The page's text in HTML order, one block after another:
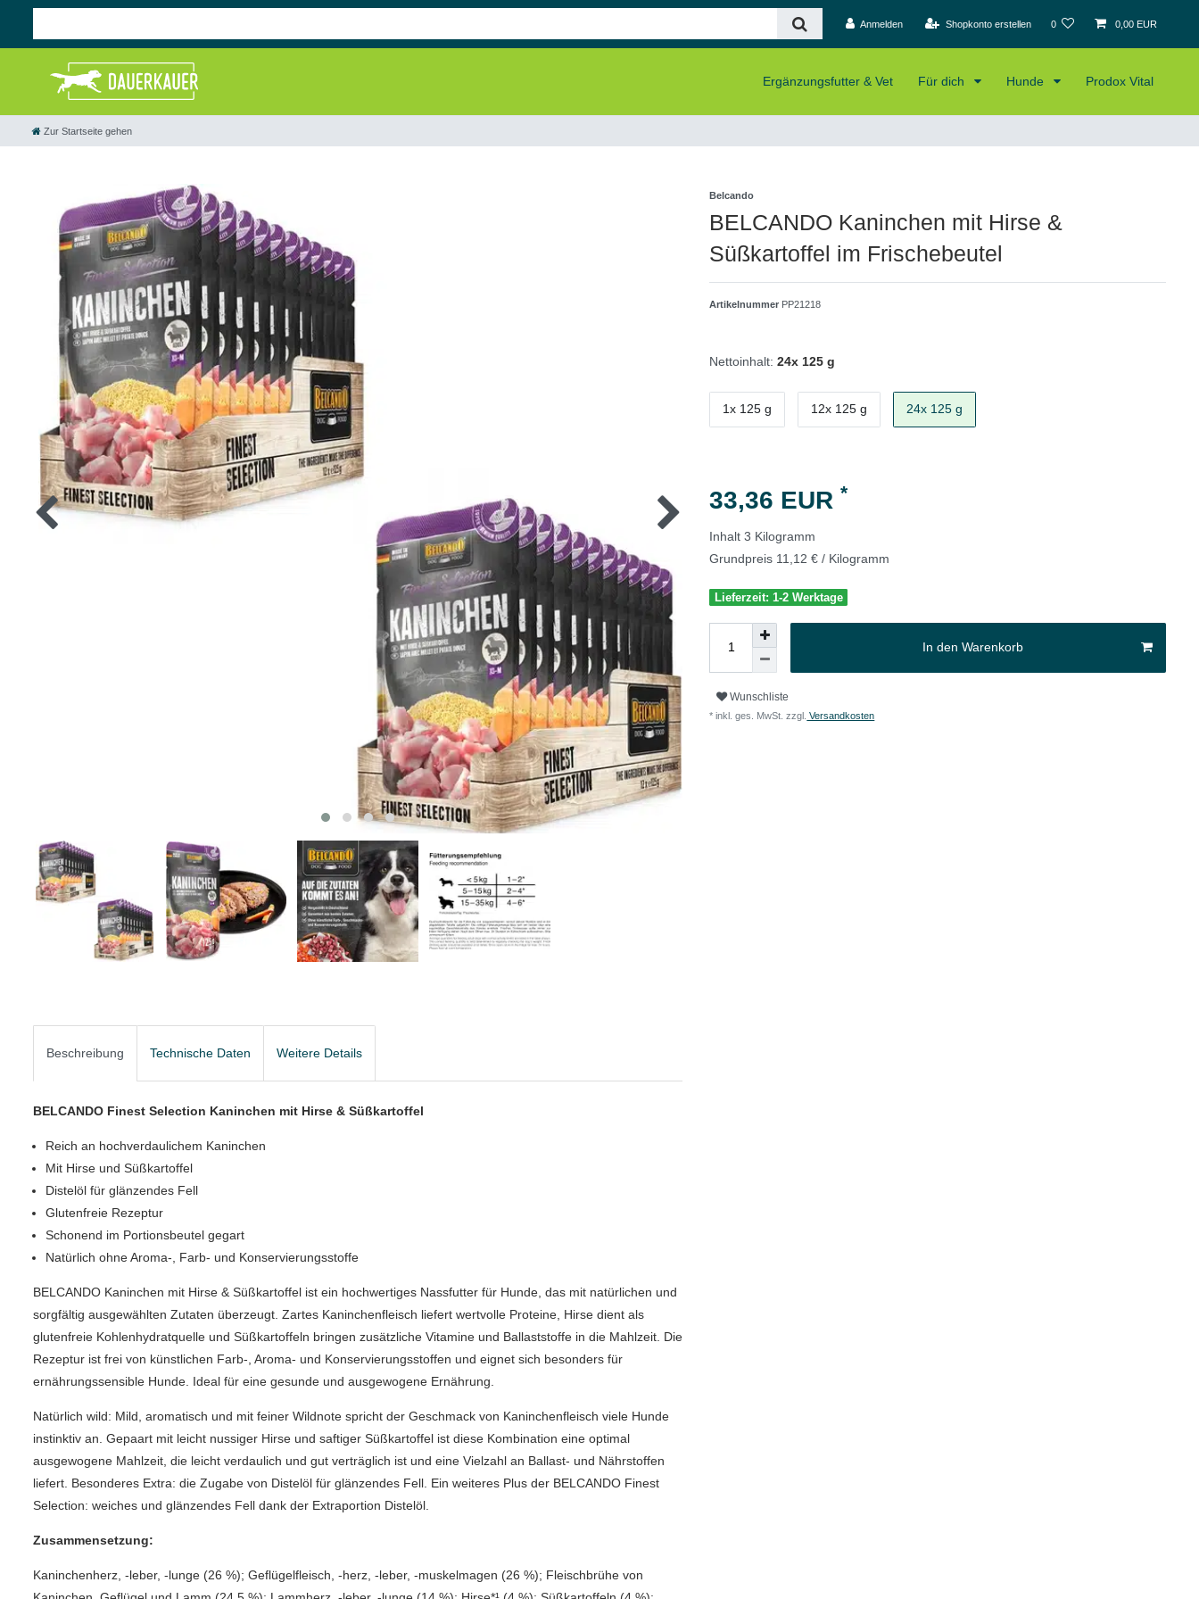
Anmelden Shopkonto erstellen 0 0,00 EUR
Ergänzungsfutter & Vet Für dich Hunde Prodox Vital
Zur Startseite gehen
Belcando
BELCANDO Kaninchen mit Hirse &
Süßkartoffel im Frischebeutel
Artikelnummer PP21218
Nettoinhalt: 24x 125 g
1x 125 g 12x 125 g 24x 125 g
33,36 EUR*
Inhalt3 Kilogramm
Grundpreis 11,12 € / Kilogramm
Lieferzeit: 1-2 Werktage
In den Warenkorb
Wunschliste
* inkl. ges. MwSt. zzgl. Versandkosten
Beschreibung Technische Daten Weitere Details
BELCANDO Finest Selection Kaninchen mit Hirse & Süßkartoffel
Reich an hochverdaulichem Kaninchen
Mit Hirse und Süßkartoffel
Distelöl für glänzendes Fell
Glutenfreie Rezeptur
Schonend im Portionsbeutel gegart
Natürlich ohne Aroma-, Farb- und Konservierungsstoffe
BELCANDO Kaninchen mit Hirse & Süßkartoffel ist ein hochwertiges Nassfutter für Hunde, das mit natürlichen und
sorgfältig ausgewählten Zutaten überzeugt. Zartes Kaninchenfleisch liefert wertvolle Proteine, Hirse dient als
glutenfreie Kohlenhydratquelle und Süßkartoffeln bringen zusätzliche Vitamine und Ballaststoffe in die Mahlzeit. Die
Rezeptur ist frei von künstlichen Farb-, Aroma- und Konservierungsstoffen und eignet sich besonders für
ernährungssensible Hunde. Ideal für eine gesunde und ausgewogene Ernährung.
Natürlich wild: Mild, aromatisch und mit feiner Wildnote spricht der Geschmack von Kaninchenfleisch viele Hunde
instinktiv an. Gepaart mit leicht nussiger Hirse und saftiger Süßkartoffel ist diese Kombination eine optimal
ausgewogene Mahlzeit, die leicht verdaulich und gut verträglich ist und eine Vielzahl an Ballast- und Nährstoffen
liefert. Besonderes Extra: die Zugabe von Distelöl für glänzendes Fell. Ein weiteres Plus der BELCANDO Finest
Selection: weiches und glänzendes Fell dank der Extraportion Distelöl.
Zusammensetzung:
Kaninchenherz, -leber, -lunge (26 %); Geflügelfleisch, -herz, -leber, -muskelmagen (26 %); Fleischbrühe von